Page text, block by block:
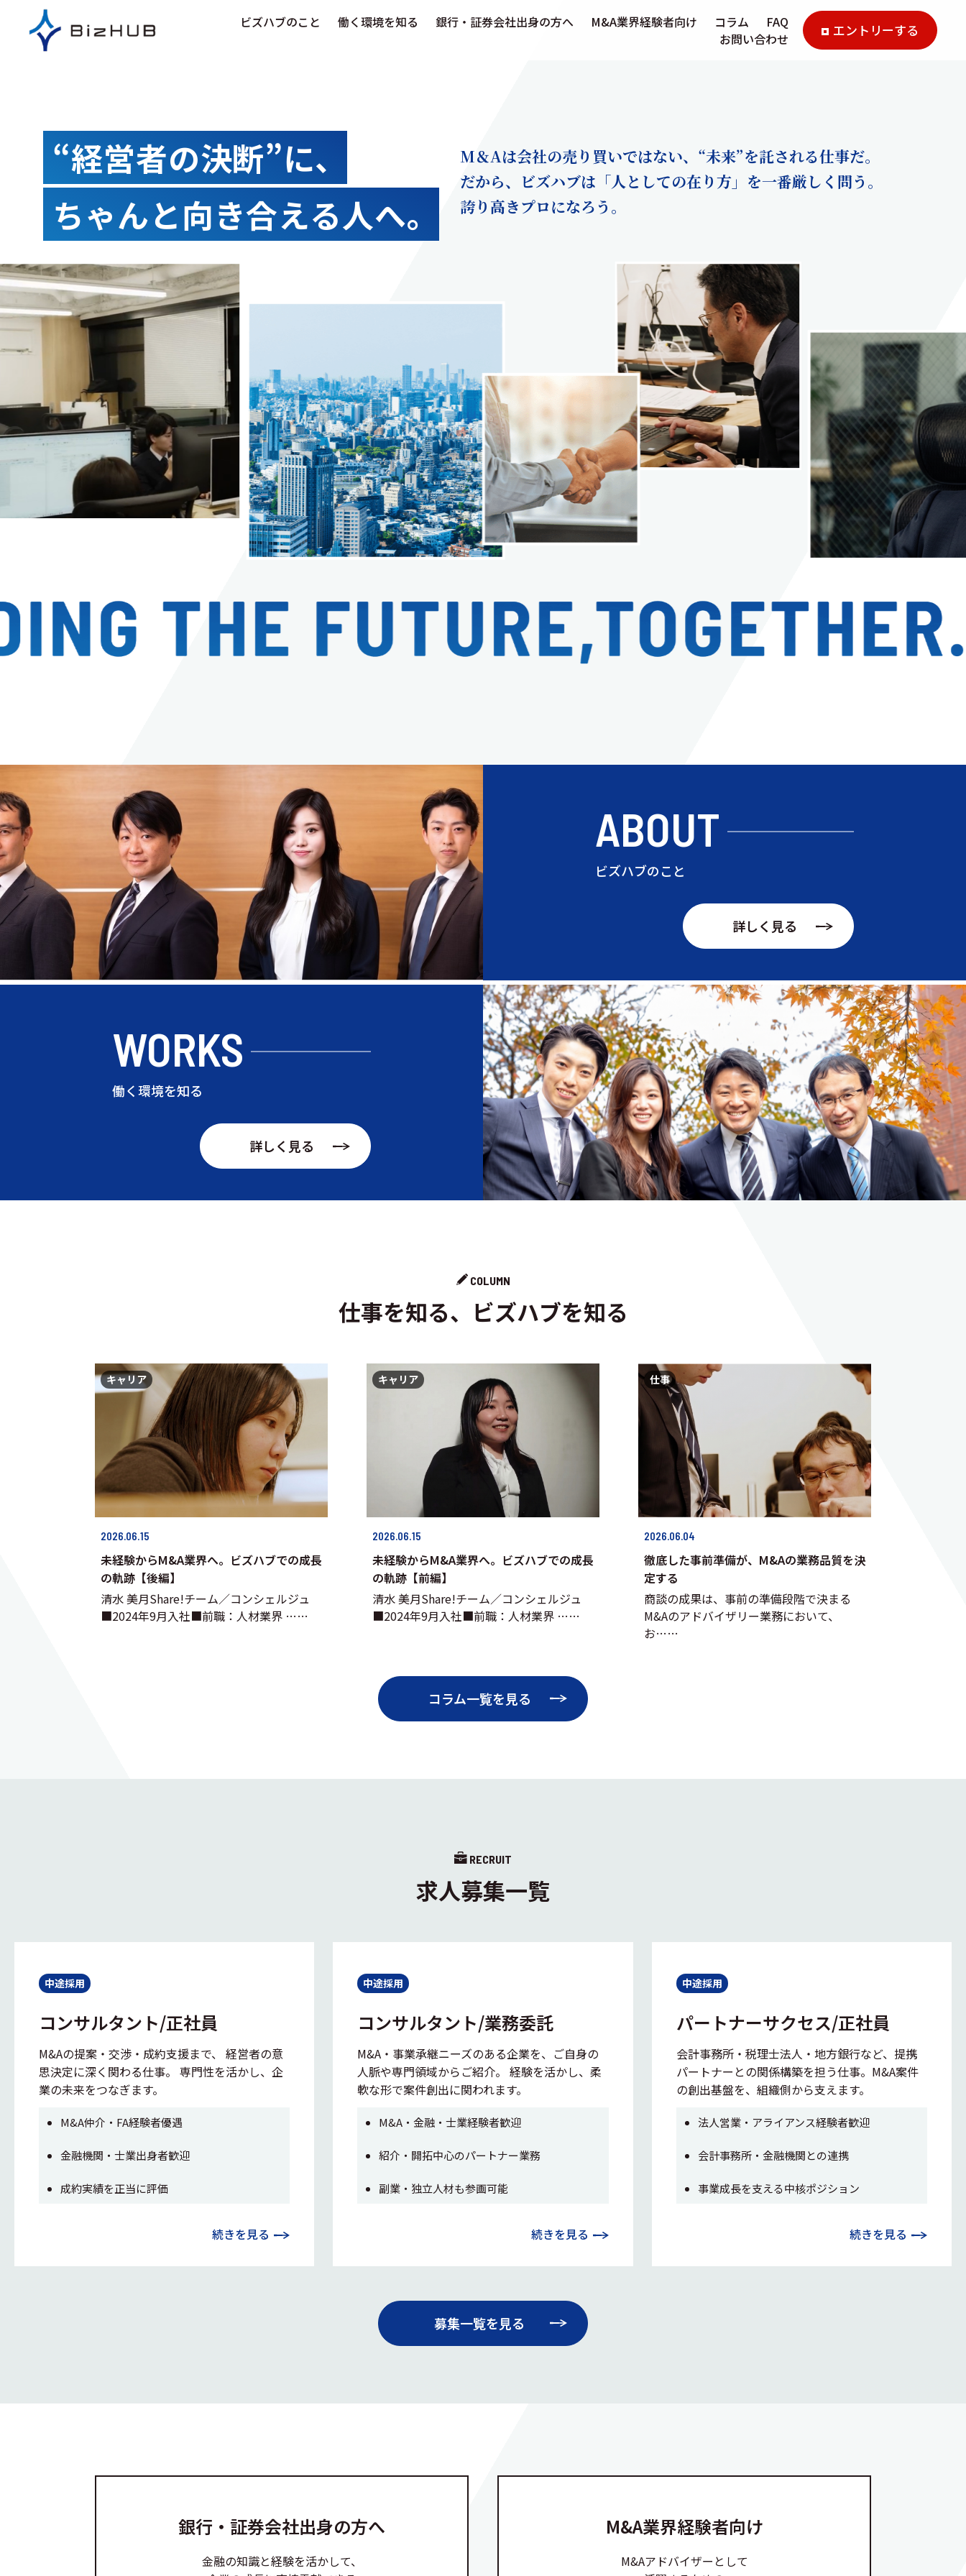
ビズハブのこと 働く環境を知る 銀行・証券会社出身の方へ M&A業界経験者向け コラム
FAQ
お問い合わせ
エントリーする
“経営者の決断”に、
ちゃんと向き合える人へ。
M＆Aは会社の売り買いではない、“未来”を託される仕事だ。
だから、ビズハブは「人としての在り方」を一番厳しく問う。
誇り高きプロになろう。
ABOUT
ビズハブのこと
詳しく見る
WORKS
働く環境を知る
詳しく見る
COLUMN
仕事を知る、ビズハブを知る
2026.06.15
未経験からM&A業界へ。ビズハブでの成長
の軌跡【後編】
清水 美月Share!チーム／コンシェルジュ
■2024年9月入社■前職：人材業界 ……
キャリア
2026.06.15
未経験からM&A業界へ。ビズハブでの成長
の軌跡【前編】
清水 美月Share!チーム／コンシェルジュ
■2024年9月入社■前職：人材業界 ……
キャリア
2026.06.04
徹底した事前準備が、M&Aの業務品質を決
定する
商談の成果は、事前の準備段階で決まる
M&Aのアドバイザリー業務において、
お……
仕事
コラム一覧を見る
RECRUIT
求人募集一覧
中途採用
コンサルタント/正社員
M&Aの提案・交渉・成約支援まで、 経営者の意
思決定に深く関わる仕事。 専門性を活かし、企
業の未来をつなぎます。
M&A仲介・FA経験者優遇
金融機関・士業出身者歓迎
成約実績を正当に評価
続きを見る
中途採用
コンサルタント/業務委託
M&A・事業承継ニーズのある企業を、ご自身の
人脈や専門領域からご紹介。 経験を活かし、柔
軟な形で案件創出に関われます。
M&A・金融・士業経験者歓迎
紹介・開拓中心のパートナー業務
副業・独立人材も参画可能
続きを見る
中途採用
パートナーサクセス/正社員
会計事務所・税理士法人・地方銀行など、提携
パートナーとの関係構築を担う仕事。M&A案件
の創出基盤を、組織側から支えます。
法人営業・アライアンス経験者歓迎
会計事務所・金融機関との連携
事業成長を支える中核ポジション
続きを見る
募集一覧を見る
銀行・証券会社出身の方へ
金融の知識と経験を活かして、
M&A業界経験者向け
M&Aアドバイザーとして